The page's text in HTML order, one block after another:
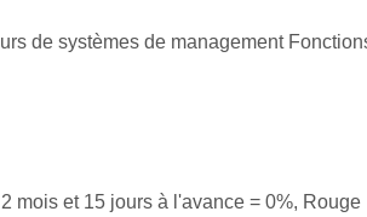
de systèmes de management
mois et 15 jours à l'avance = 0%, Rouge